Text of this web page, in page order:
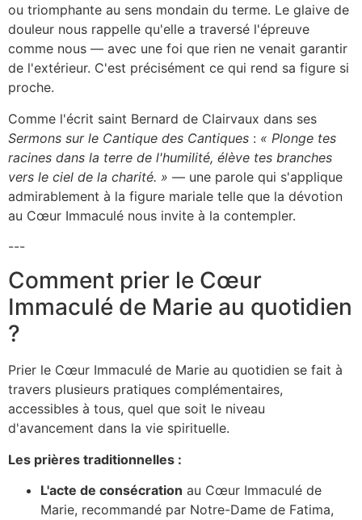
ou triomphante au sens mondain du terme. Le glaive de
douleur nous rappelle qu'elle a traversé l'épreuve
comme nous — avec une foi que rien ne venait garantir
de l'extérieur. C'est précisément ce qui rend sa figure si
proche.
Comme l'écrit saint Bernard de Clairvaux dans ses
Sermons sur le Cantique des Cantiques : « Plonge tes
racines dans la terre de l'humilité, élève tes branches
vers le ciel de la charité. » — une parole qui s'applique
admirablement à la figure mariale telle que la dévotion
au Cœur Immaculé nous invite à la contempler.
---
Comment prier le Cœur
Immaculé de Marie au quotidien
?
Prier le Cœur Immaculé de Marie au quotidien se fait à
travers plusieurs pratiques complémentaires,
accessibles à tous, quel que soit le niveau
d'avancement dans la vie spirituelle.
Les prières traditionnelles :
L'acte de consécration au Cœur Immaculé de
Marie, recommandé par Notre-Dame de Fatima,